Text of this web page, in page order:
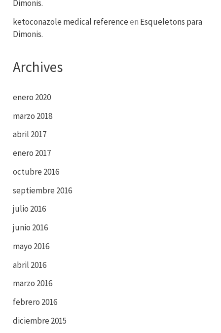
Dimonis.
ketoconazole medical referenceen Esqueletons para
Dimonis.
Archives
enero 2020
marzo 2018
abril 2017
enero 2017
octubre 2016
septiembre 2016
julio 2016
junio 2016
mayo 2016
abril 2016
marzo 2016
febrero 2016
diciembre 2015